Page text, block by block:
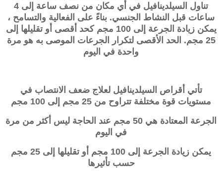
تناول السيلدينافيل في أي مكان من نصف ساعة إلى 4
ساعات قبل النشاط الجنسي. بناءً على الفعالية والتسامح ،
يمكن زيادة الجرعة إلى 100 مجم كحد أقصى أو تقليلها إلى
25 مجم. الحد الأقصى لتكرار الجرعات الموصى به هو مرة
واحدة في اليوم
تأتي أقراص السيلدينافيل لعلاج ضعف الانتصاب في
مستويات قوة مختلفة تتراوح من 25 مجم إلى 100 مجم
الجرعة المعتادة هي 50 مجم عند الحاجة ليس أكثر من مرة
في اليوم
يمكن زيادة الجرعة إلى 100 مجم أو تقليلها إلى 25 مجم
حسب تأثيرها